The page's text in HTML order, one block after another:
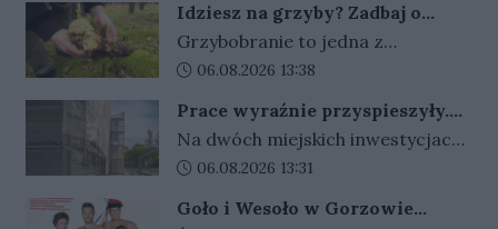
powrotu osłon, ale decyzji wciąż
nie ma.
Idziesz na grzyby? Zadbaj o
telefon i orientację w terenie
Grzybobranie to jedna z
najbardziej lubianych polskich
wypoczynek na świeżym
powietrzu. Trzeba jednak
pamiętać, że las bywa zdradliwy, a
chwila nieuwagi może skończyć się
Data dodania artykułu:
06.08.2026 13:38
Prace wyraźnie przyspieszyły.
Tak zmieniają się miejskie
placówki
Na dwóch miejskich inwestycjach
przy ul. Wróblewskiego w
postęp prac. Roboty prowadzone
Data dodania artykułu:
06.08.2026 13:31
Goło i Wesoło w Gorzowie